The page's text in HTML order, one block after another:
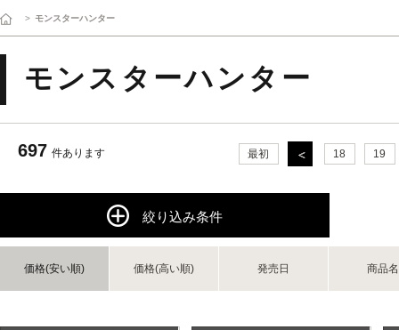
> モンスターハンター
モンスターハンター
697 件あります 最初 18 19
絞り込み条件
価格(安い順) 価格(高い順) 発売日 商品名